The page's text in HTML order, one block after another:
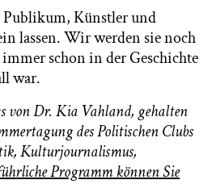
Künstler und
lassen. Wir werden sie noch
schon in der Geschichte
war.
von Dr. Kia Vahland, gehalten
des Politischen Clubs
Kulturjournalismus,
Programm können Sie